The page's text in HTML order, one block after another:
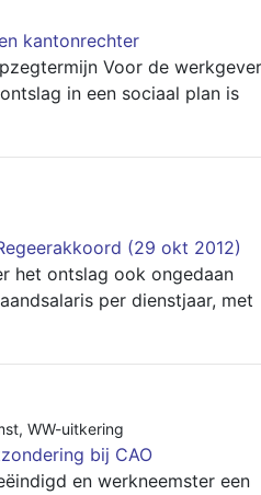
kantonrechter
Voor de werkgever
in een sociaal plan is
(29 okt 2012)
het ontslag ook ongedaan
per dienstjaar, met
, WW-uitkering
bij CAO
en werkneemster een